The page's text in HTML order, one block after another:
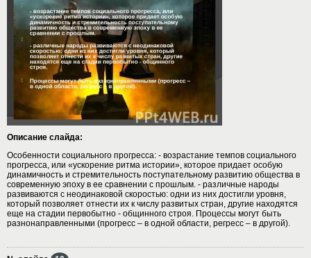
Описание слайда:
Особенности социального прогресса: - возрастание темпов социального
прогресса, или «ускорение ритма истории», которое придает особую
динамичность и стремительность поступательному развитию общества в
современную эпоху в ее сравнении с прошлым. - различные народы
развиваются с неодинаковой скоростью: одни из них достигли уровня,
который позволяет отнести их к числу развитых стран, другие находятся
еще на стадии первобытно - общинного строя. Процессы могут быть
разнонаправленными (прогресс – в одной области, регресс – в другой).